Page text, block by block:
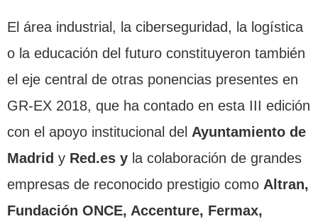
El área industrial, la ciberseguridad, la logística
o la educación del futuro constituyeron también
el eje central de otras ponencias presentes en
GR-EX 2018, que ha contado en esta III edición
con el apoyo institucional del Ayuntamiento de
Madrid y Red.es y la colaboración de grandes
empresas de reconocido prestigio como Altran,
Fundación ONCE, Accenture, Fermax,